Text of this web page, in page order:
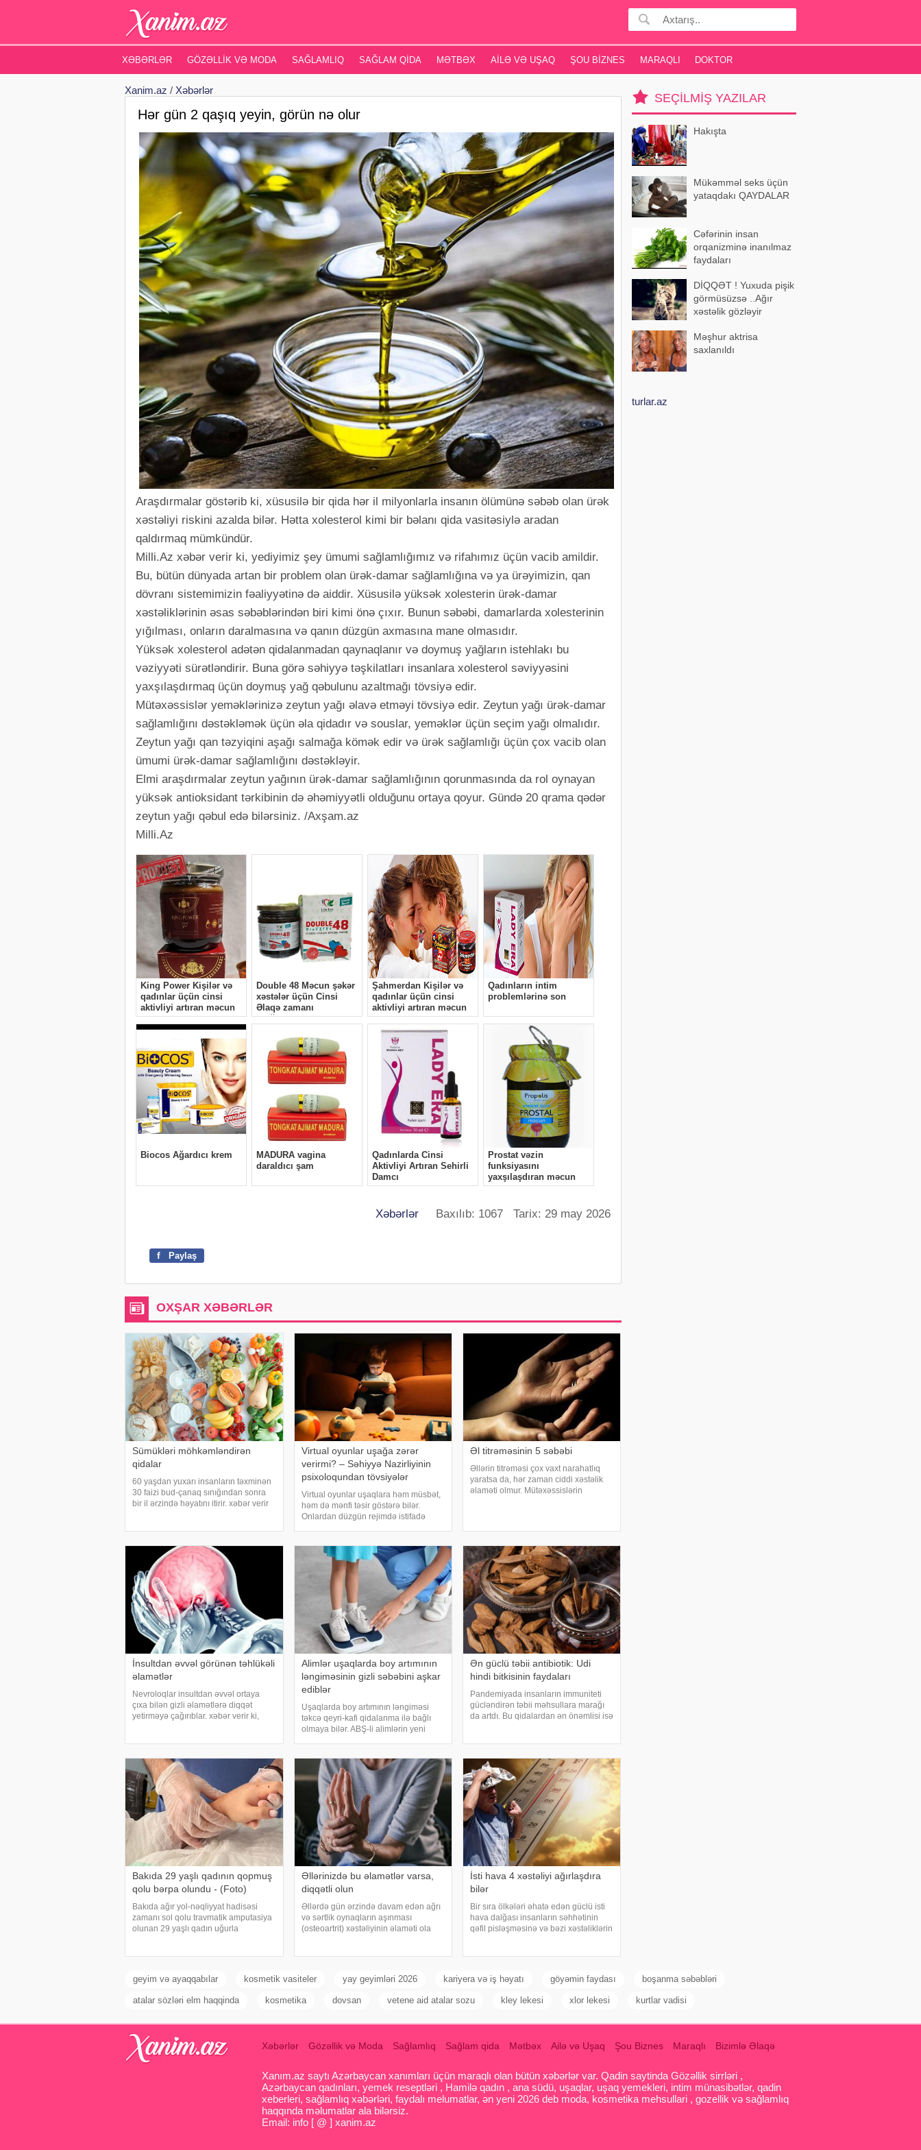
XƏBƏRLƏR GÖZƏLLIK VƏ MODA SAĞLAMLIQ SAĞLAM QIDA MƏTBƏX AILƏ VƏ UŞAQ ŞOU BIZNES MARAQLI DOKTOR
Xanim.az / Xəbərlər
Hər gün 2 qaşıq yeyin, görün nə olur
Araşdırmalar göstərib ki, xüsusilə bir qida hər il milyonlarla insanın ölümünə səbəb olan ürək
xəstəliyi riskini azalda bilər. Hətta xolesterol kimi bir bəlanı qida vasitəsiylə aradan
qaldırmaq mümkündür.
Milli.Az xəbər verir ki, yediyimiz şey ümumi sağlamlığımız və rifahımız üçün vacib amildir.
Bu, bütün dünyada artan bir problem olan ürək-damar sağlamlığına və ya ürəyimizin, qan
dövranı sistemimizin fəaliyyətinə də aiddir. Xüsusilə yüksək xolesterin ürək-damar
xəstəliklərinin əsas səbəblərindən biri kimi önə çıxır. Bunun səbəbi, damarlarda xolesterinin
yığılması, onların daralmasına və qanın düzgün axmasına mane olmasıdır.
Yüksək xolesterol adətən qidalanmadan qaynaqlanır və doymuş yağların istehlakı bu
vəziyyəti sürətləndirir. Buna görə səhiyyə təşkilatları insanlara xolesterol səviyyəsini
yaxşılaşdırmaq üçün doymuş yağ qəbulunu azaltmağı tövsiyə edir.
Mütəxəssislər yeməklərinizə zeytun yağı əlavə etməyi tövsiyə edir. Zeytun yağı ürək-damar
sağlamlığını dəstəkləmək üçün əla qidadır və souslar, yeməklər üçün seçim yağı olmalıdır.
Zeytun yağı qan təzyiqini aşağı salmağa kömək edir və ürək sağlamlığı üçün çox vacib olan
ümumi ürək-damar sağlamlığını dəstəkləyir.
Elmi araşdırmalar zeytun yağının ürək-damar sağlamlığının qorunmasında da rol oynayan
yüksək antioksidant tərkibinin də əhəmiyyətli olduğunu ortaya qoyur. Gündə 20 qrama qədər
zeytun yağı qəbul edə bilərsiniz. /Axşam.az
Milli.Az
Xəbərlər Baxılıb: 1067 Tarix: 29 may 2026
f Paylaş
OXŞAR XƏBƏRLƏR
Sümükləri möhkəmləndirən
qidalar
60 yaşdan yuxarı insanların təxminən
30 faizi bud-çanaq sınığından sonra
bir il ərzində həyatını itirir. xəbər verir
zülal
Virtual oyunlar uşağa zərər
verirmi? – Səhiyyə Nazirliyinin
psixoloqundan tövsiyələr
Virtual oyunlar uşaqlara həm müsbət,
həm də mənfi təsir göstərə bilər.
Onlardan düzgün rejimdə istifadə
psixoloji problemlərə səbəb ola bilər
Əl titrəməsinin 5 səbəbi
Əllərin titrəməsi çox vaxt narahatlıq
yaratsa da, hər zaman ciddi xəstəlik
əlaməti olmur. Mütəxəssislərin
mətbuatın
İnsultdan əvvəl görünən təhlükəli
əlamətlər
Nevroloqlar insultdan əvvəl ortaya
çıxa bilən gizli əlamətlərə diqqət
yetirməyə çağırıblar. xəbər verir ki,
Alimlər uşaqlarda boy artımının
ləngiməsinin gizli səbəbini aşkar
ediblər
Uşaqlarda boy artımının ləngiməsi
təkcə qeyri-kafi qidalanma ilə bağlı
olmaya bilər. ABŞ-li alimlərin yeni
hələ ana bətnində olarkən körpənin
inkişafın
Ən güclü təbii antibiotik: Udi
hindi bitkisinin faydaları
Pandemiyada insanların immuniteti
gücləndirən təbii məhsullara marağı
da artdı. Bu qidalardan ən önəmlisi isə
Bakıda 29 yaşlı qadının qopmuş
qolu bərpa olundu - (Foto)
Bakıda ağır yol-nəqliyyat hadisəsi
zamanı sol qolu travmatik amputasiya
olunan 29 yaşlı qadın uğurla
Əllərinizdə bu əlamətlər varsa,
diqqətli olun
Əllərdə gün ərzində davam edən ağrı
və sərtlik oynaqların aşınması
(osteoartrit) xəstəliyinin əlaməti ola
İsti hava 4 xəstəliyi ağırlaşdıra
bilər
Bir sıra ölkələri əhatə edən güclü isti
hava dalğası insanların səhhətinin
qəfil pisləşməsinə və bəzi xəstəliklərin
SEÇILMIŞ YAZILAR
Hakışta
Mükəmməl seks üçün
yataqdakı QAYDALAR
Cəfərinin insan
orqanizminə inanılmaz
faydaları
DİQQƏT ! Yuxuda pişik
görmüsüzsə ..Ağır
xəstəlik gözləyir
Məşhur aktrisa
saxlanıldı
turlar.az
geyim və ayaqqabılar kosmetik vasiteler yay geyimləri 2026 kariyera və iş həyatı göyəmin faydası boşanma səbəbləri
atalar sözləri elm haqqinda kosmetika dovsan vetene aid atalar sozu kley lekesi xlor lekesi kurtlar vadisi
Xəbərlər Gözəllik və Moda Sağlamlıq Sağlam qida Mətbəx Ailə və Uşaq Şou Biznes Maraqlı Bizimlə Əlaqə
Xanım.az saytı Azərbaycan xanımları üçün maraqlı olan bütün xəbərlər var. Qadin saytinda Gözəllik sirrləri ,
Azərbaycan qadınları, yemek reseptləri , Hamilə qadın , ana südü, uşaqlar, uşaq yemekleri, intim münasibətlər, qadin
xeberleri, sağlamlıq xəbərləri, faydalı melumatlar, ən yeni 2026 deb moda, kosmetika mehsullari , gozellik və sağlamlıq
haqqında məlumatlar ala bilərsiz.
Email: info [ @ ] xanim.az